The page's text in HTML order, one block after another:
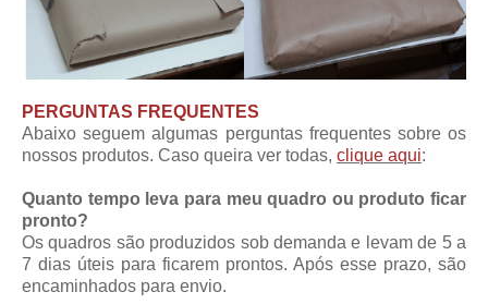
PERGUNTAS FREQUENTES
Abaixo seguem algumas perguntas frequentes sobre os
nossos produtos. Caso queira ver todas, clique aqui:
Quanto tempo leva para meu quadro ou produto ficar
pronto?
Os quadros são produzidos sob demanda e levam de 5 a
7 dias úteis para ficarem prontos. Após esse prazo, são
encaminhados para envio.